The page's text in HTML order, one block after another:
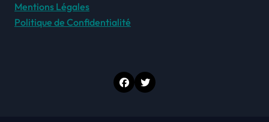
Mentions Légales
Politique de Confidentialité